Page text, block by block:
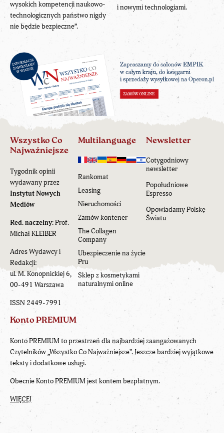
wysokich kompetencji naukowo-
technologicznych państwo nigdy
nie będzie bezpieczne”.
i nowymi technologiami.
Wszystko Co
Najważniejsze
Tygodnik opinii
wydawany przez
Instytut Nowych
Mediów
Red. naczelny:Prof.
Michał KLEIBER
Adres Wydawcy i
Redakcji:
ul. M. Konopnickiej 6,
00-491 Warszawa
ISSN 2449-7991
Multilanguage
Rankomat
Leasing
Nieruchomości
Zamów kontener
The Collagen
Company
Ubezpieczenie na życie
Pru
Sklep z kosmetykami
naturalnymi online
Newsletter
Cotygodniowy
newsletter
Popołudniowe
Espresso
Opowiadamy Polskę
Światu
Konto PREMIUM
Konto PREMIUM to przestrzeń dla najbardziej zaangażowanych
Czytelników „Wszystko Co Najważniejsze”. Jeszcze bardziej wyjątkowe
teksty i dodatkowe usługi.
Obecnie Konto PREMIUM jest kontem bezpłatnym.
WIĘCEJ